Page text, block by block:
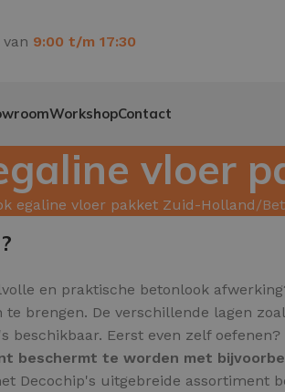
9:00 t/m 17:30
WorkshopContact
vloer
egaline vloer pakket Zuid-Holland
en praktische betonlook
brengen. De verschillende lagen
Eerst even zelf oefenen?
beschermt te worden met
uitgebreide assortiment